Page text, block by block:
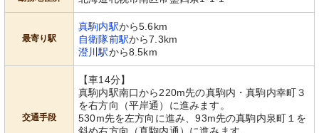
最寄り駅
真駒内駅から5.6km
自衛隊前駅から7.3km
澄川駅から8.5km
交通手段
【車14分】
真駒内駅南口から220m先の真駒内・真駒内幸町３
を右方向（平岸通）に進みます。
530m先を左方向に進み、93m先の真駒内泉町１を